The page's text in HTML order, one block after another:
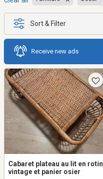
Sort & Filter
Receive new ads
Cabaret plateau au lit en rotin
vintage et panier osier